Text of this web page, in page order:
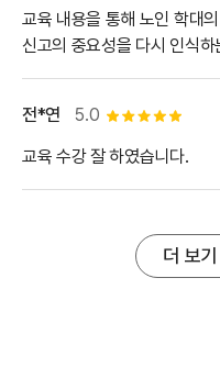
교육 내용을 통해 노인 학대
신고의 중요성을 다시 인식하
5.0 별점 5개
전*연
교육 수강 잘 하였습니다.
더 보기